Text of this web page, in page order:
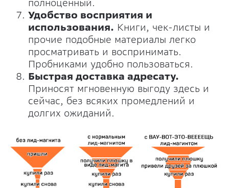
полноценный.
Удобство восприятия и
использования. Книги, чек-листы и
прочие подобные материалы легко
просматривать и воспринимать.
Пробниками удобно пользоваться.
Быстрая доставка адресату.
Приносят мгновенную выгоду здесь и
сейчас, без всяких промедлений и
долгих ожиданий.